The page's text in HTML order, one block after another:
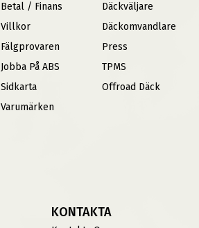
Betal / Finans
Villkor
Fälgprovaren
Jobba På ABS
Sidkarta
Varumärken
Däckväljare
Däckomvandlare
Press
TPMS
Offroad Däck
KONTAKTA